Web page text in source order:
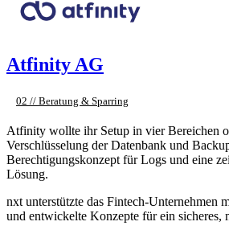
Atfinity AG
02 // Beratung & Sparring
Atfinity wollte ihr Setup in vier Bereichen
Verschlüsselung der Datenbank und
Berechtigungskonzept für Logs und eine
Lösung.
nxt unterstützte das Fintech-Unternehmen
und entwickelte Konzepte für ein sicheres,